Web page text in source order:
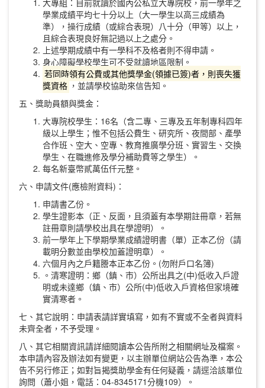
學業成績平均七十分以上（大一學生以高三成績為
準），操行成績（或綜合表現）八十分（甲等）以上，
且綜合表現良好無記過以上之處分。
上述學期成績中有一學科不及格者則不得申請。
身心障礙學校學生可不受就讀地區限制。
若同時領有公費或其他獎學金(領據已簽)者，則喪失獲
獎資格，並請學校協助來信告知。
五、獎助員額與獎金：
大專院校學生：16名（含二專、三專及五年制專科四年
級以上學生；惟不包括公費生、研究所、夜間部、產學
合作班、空大、空專、教育推廣學分班、實習生、交換
學生、在職進修及學分補助費等之學生）。
每名新臺幣貳萬伍仟元整。
六、申請文件(應檢附資料)：
申請書乙份。
學生證影本（正、反面，且須蓋有本學期註冊章，若無
註冊章則請學校出具在學證明）。
前一學年上下學期學業成績證明書（單）正本乙份（請
載明分數並由學校加蓋證明章）。
六個月內之戶籍謄本正本乙份。(勿附戶口名簿)
。清寒證明：鄉（鎮、市）公所出具之(中)低收入戶證
明或未達鄉（鎮、市）公所(中)低收入戶資格但家境確
實清寒者。
七、其它說明：申請表請詳實填寫，如有不實或不全者與資料
未齊全者，不予受理。
八、其它相關資訊請詳細閱讀本公告所附之相關網址及檔案。
本申請內容及辦法如有變更，以主辦單位網站公告為準，本公
告不另行修正；如對旨揭獎助學金有任何疑義，請逕洽該單位
詢問（蕭小姐，電話：04-8345171分機109）。